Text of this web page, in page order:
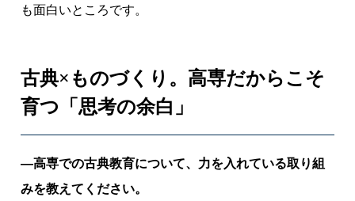
も面白いところです。
古典×ものづくり。高専だからこそ
育つ「思考の余白」
―高専での古典教育について、力を入れている取り組
みを教えてください。